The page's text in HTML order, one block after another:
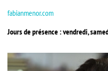
fabianmenor.com
Jours de présence : vendredi,